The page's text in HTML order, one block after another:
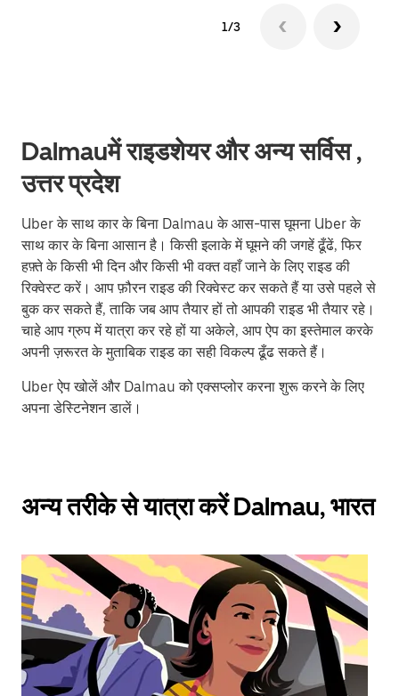
1/3
Dalmauमें राइडशेयर और अन्य सर्विस ,
उत्तर प्रदेश
Uber के साथ कार के बिना Dalmau के आस-पास घूमना Uber के
साथ कार के बिना आसान है। किसी इलाके में घूमने की जगहें ढूँढें, फिर
हफ़्ते के किसी भी दिन और किसी भी वक्त वहाँ जाने के लिए राइड की
रिक्वेस्ट करें। आप फ़ौरन राइड की रिक्वेस्ट कर सकते हैं या उसे पहले से
बुक कर सकते हैं, ताकि जब आप तैयार हों तो आपकी राइड भी तैयार रहे।
चाहे आप ग्रुप में यात्रा कर रहे हों या अकेले, आप ऐप का इस्तेमाल करके
अपनी ज़रूरत के मुताबिक राइड का सही विकल्प ढूँढ सकते हैं।
Uber ऐप खोलें और Dalmau को एक्सप्लोर करना शुरू करने के लिए
अपना डेस्टिनेशन डालें।
अन्य तरीके से यात्रा करें Dalmau, भारत